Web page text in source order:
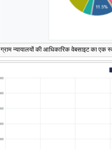
ग्राम न्यायालयों की आधिकारिक वेबसाइट का एक